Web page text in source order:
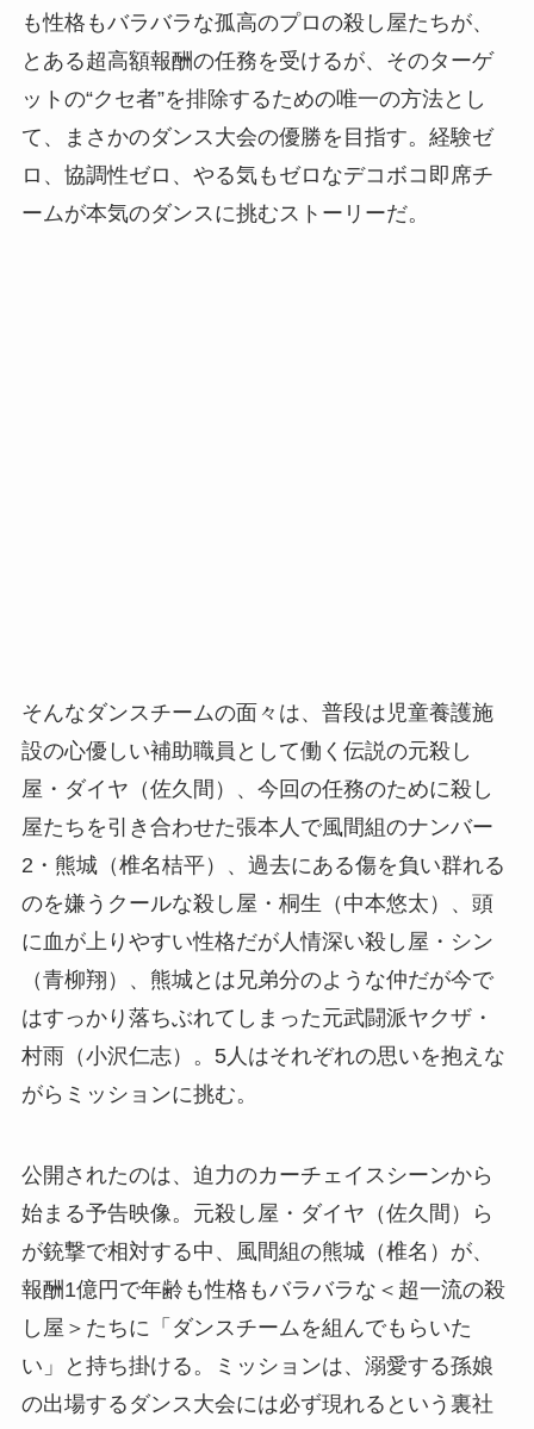
も性格もバラバラな孤高のプロの殺し屋たちが、
とある超高額報酬の任務を受けるが、そのターゲ
ットの“クセ者”を排除するための唯一の方法とし
て、まさかのダンス大会の優勝を目指す。経験ゼ
ロ、協調性ゼロ、やる気もゼロなデコボコ即席チ
ームが本気のダンスに挑むストーリーだ。
そんなダンスチームの面々は、普段は児童養護施
設の心優しい補助職員として働く伝説の元殺し
屋・ダイヤ（佐久間）、今回の任務のために殺し
屋たちを引き合わせた張本人で風間組のナンバー
2・熊城（椎名桔平）、過去にある傷を負い群れる
のを嫌うクールな殺し屋・桐生（中本悠太）、頭
に血が上りやすい性格だが人情深い殺し屋・シン
（青柳翔）、熊城とは兄弟分のような仲だが今で
はすっかり落ちぶれてしまった元武闘派ヤクザ・
村雨（小沢仁志）。5人はそれぞれの思いを抱えな
がらミッションに挑む。
公開されたのは、迫力のカーチェイスシーンから
始まる予告映像。元殺し屋・ダイヤ（佐久間）ら
が銃撃で相対する中、風間組の熊城（椎名）が、
報酬1億円で年齢も性格もバラバラな＜超一流の殺
し屋＞たちに「ダンスチームを組んでもらいた
い」と持ち掛ける。ミッションは、溺愛する孫娘
の出場するダンス大会には必ず現れるという裏社